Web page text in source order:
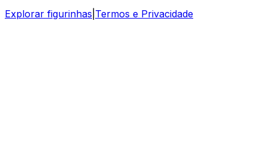
Explorar figurinhas Termos e Privacidade